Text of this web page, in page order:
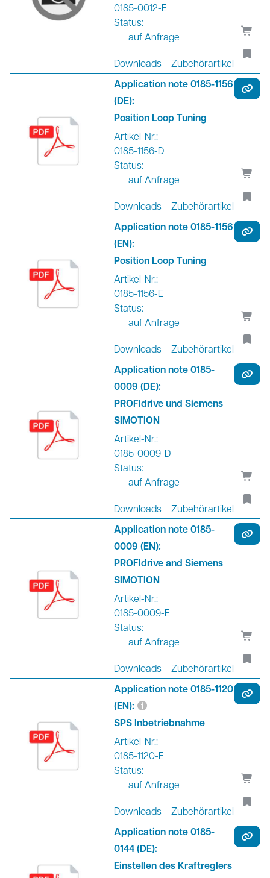
0185-0012-E
Status:
auf Anfrage
Downloads Zubehörartikel
Application note 0185-1156
(DE):
Position Loop Tuning
Artikel-Nr.:
0185-1156-D
Status:
auf Anfrage
Downloads Zubehörartikel
Application note 0185-1156
(EN):
Position Loop Tuning
Artikel-Nr.:
0185-1156-E
Status:
auf Anfrage
Downloads Zubehörartikel
Application note 0185-
0009 (DE):
PROFIdrive und Siemens
SIMOTION
Artikel-Nr.:
0185-0009-D
Status:
auf Anfrage
Downloads Zubehörartikel
Application note 0185-
0009 (EN):
PROFIdrive and Siemens
SIMOTION
Artikel-Nr.:
0185-0009-E
Status:
auf Anfrage
Downloads Zubehörartikel
Application note 0185-1120
(EN):
SPS Inbetriebnahme
Artikel-Nr.:
0185-1120-E
Status:
auf Anfrage
Downloads Zubehörartikel
Application note 0185-
0144 (DE):
Einstellen des Kraftreglers